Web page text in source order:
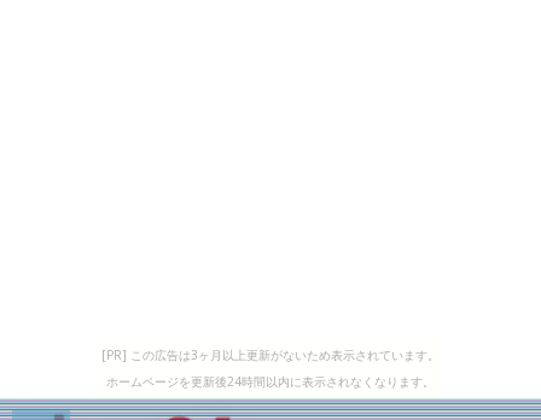
[PR] この広告は3ヶ月以上更新がないため表示されています。
ホームページを更新後24時間以内に表示されなくなります。